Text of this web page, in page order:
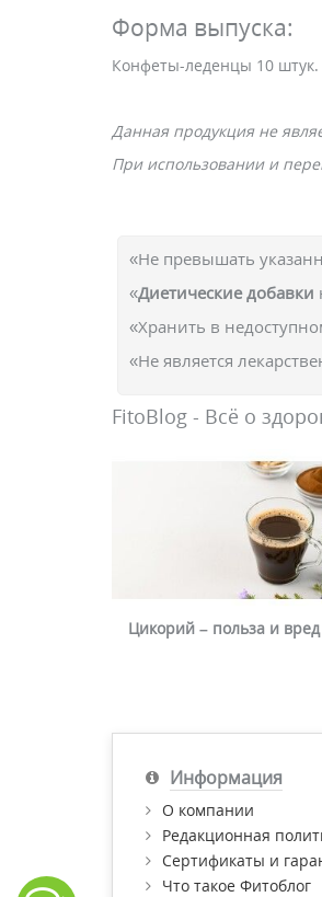
Форма выпуска:
Конфеты-леденцы 10 штук.
Данная продукция не
При использовании и
«Не превышать
«Диетические добавки
«Хранить в
«Не является
FitoBlog - Всё о
Цикорий – польза и вред
Информация
О компании
Редакционная
Сертификаты и
Что такое Фитоблог